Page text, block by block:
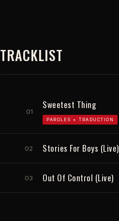
TRACKLIST
01
Sweetest Thing
PAROLES + TRADUCTION
02 Stories For Boys (Live)
03 Out Of Control (Live)